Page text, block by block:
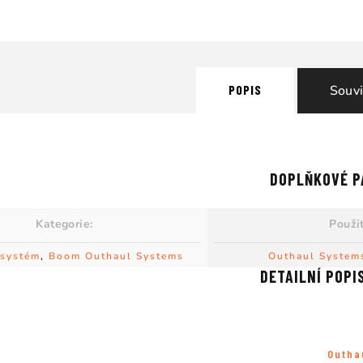
POPIS
DETAILNÍ
DOPLŇKOVÉ
Kategorie:
, Boom Outhaul Systems Outhaul